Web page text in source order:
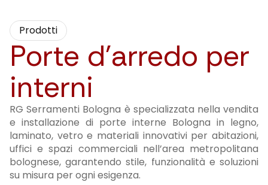
Prodotti
Porte d'arredo per
interni
RG Serramenti Bologna è specializzata nella vendita
e installazione di porte interne Bologna in legno,
laminato, vetro e materiali innovativi per abitazioni,
uffici e spazi commerciali nell’area metropolitana
bolognese, garantendo stile, funzionalità e soluzioni
su misura per ogni esigenza.